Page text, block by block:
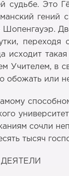
судьбе.
гений
переходя
исходит
в
или
сочли
тысяч
ДЕЯТЕЛИ